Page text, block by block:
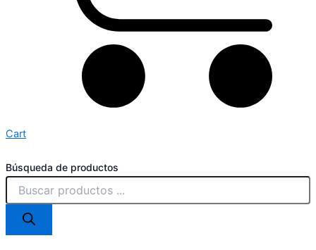
Cart
Búsqueda de productos